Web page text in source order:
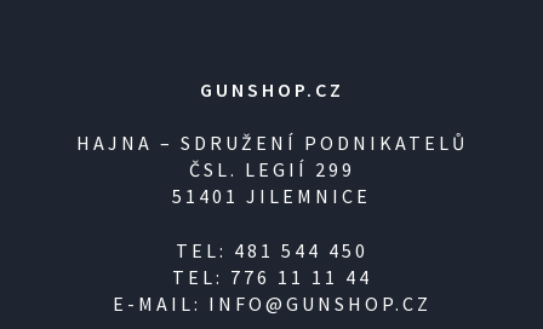
GUNSHOP.CZ
HAJNA – SDRUŽENÍ PODNIKATELŮ
ČSL. LEGIÍ 299
51401 JILEMNICE
TEL: 481 544 450
TEL: 776 11 11 44
E-MAIL: INFO@GUNSHOP.CZ